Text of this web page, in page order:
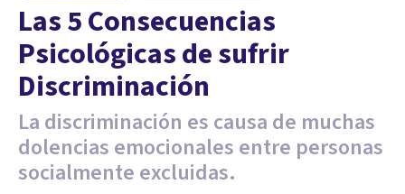
Las 5 Consecuencias
Psicológicas de sufrir
Discriminación
La discriminación es causa de muchas
dolencias emocionales entre personas
socialmente excluidas.